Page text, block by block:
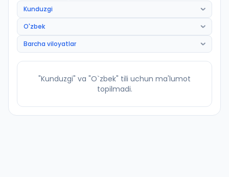
"Kunduzgi" va "O`zbek" tili uchun ma'lumot
topilmadi.